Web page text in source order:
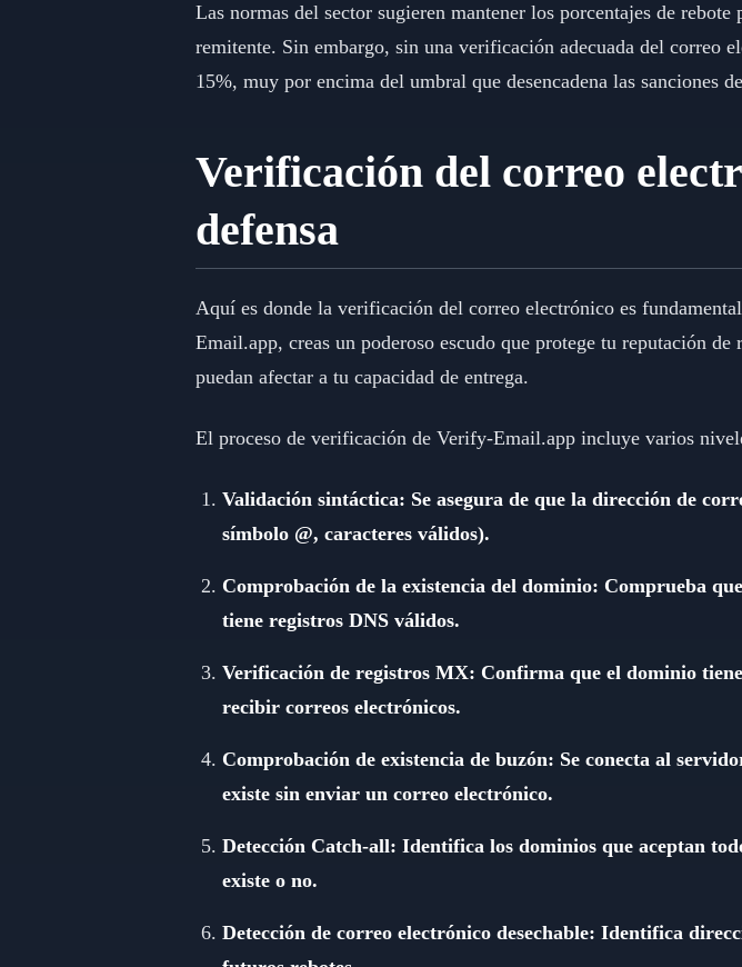
Las normas del sector sugieren mantener los porcentajes de
remitente. Sin embargo, sin una verificación adecuada del correo
15%, muy por encima del umbral que desencadena las sanciones
Verificación del correo
defensa
Aquí es donde la verificación del correo electrónico es
Email.app, creas un poderoso escudo que protege tu reputación
puedan afectar a tu capacidad de entrega.
El proceso de verificación de Verify-Email.app incluye varios
Validación sintáctica: Se asegura de que la dirección de
símbolo @, caracteres válidos).
Comprobación de la existencia del dominio: Comprueba
tiene registros DNS válidos.
Verificación de registros MX: Confirma que el dominio
recibir correos electrónicos.
Comprobación de existencia de buzón: Se conecta al
existe sin enviar un correo electrónico.
Detección Catch-all: Identifica los dominios que aceptan
existe o no.
Detección de correo electrónico desechable: Identifica